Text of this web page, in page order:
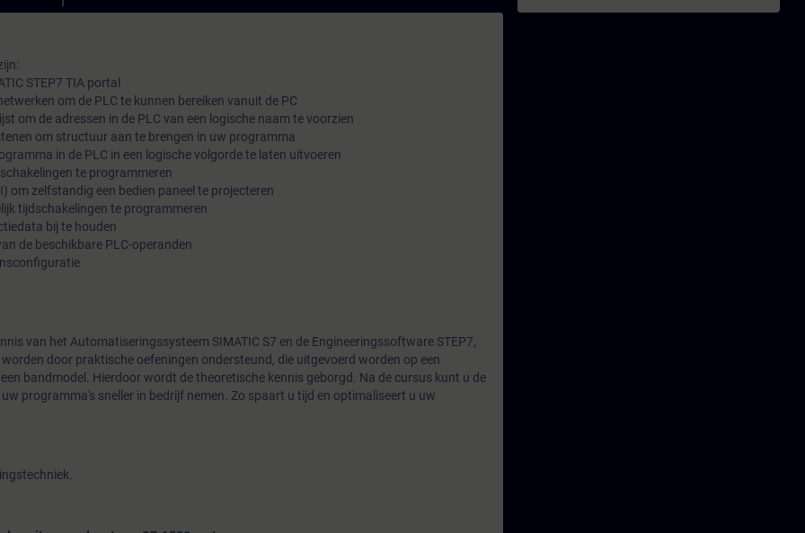
STEP7 TIA portal
om de PLC te kunnen bereiken vanuit de PC
om de adressen in de PLC van een logische naam te voorzien
om structuur aan te brengen in uw programma
in de PLC in een logische volgorde te laten uitvoeren
te programmeren
om zelfstandig een bedien paneel te projecteren
tijdschakelingen te programmeren
bij te houden
de beschikbare PLC-operanden
van het Automatiseringssysteem SIMATIC S7 en de Engineeringssoftware STEP7,
worden door praktische oefeningen ondersteund, die uitgevoerd worden op een
een bandmodel. Hierdoor wordt de theoretische kennis geborgd. Na de cursus kunt u de
programma's sneller in bedrijf nemen. Zo spaart u tijd en optimaliseert u uw